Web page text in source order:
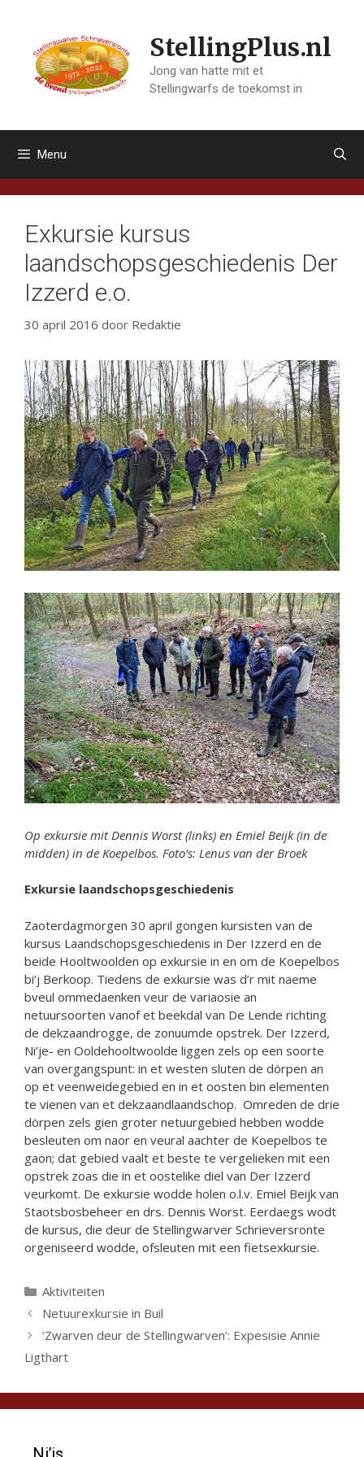
inhoud
StellingPlus.nl
Jong van hatte mit et
Stellingwarfs de toekomst in
Menu
Exkursie kursus
laandschopsgeschiedenis Der
Izzerd e.o.
30 april 2016 door Redaktie
Op exkursie mit Dennis Worst (links) en Emiel Beijk (in de
midden) in de Koepelbos. Foto’s: Lenus van der Broek
Exkursie laandschopsgeschiedenis
Zaoterdagmorgen 30 april gongen kursisten van de
kursus Laandschopsgeschiedenis in Der Izzerd en de
beide Hooltwoolden op exkursie in en om de Koepelbos
bi’j Berkoop. Tiedens de exkursie was d’r mit naeme
bveul ommedaenken veur de variaosie an
netuursoorten vanof et beekdal van De Lende richting
de dekzaandrogge, de zonuumde opstrek. Der Izzerd,
Ni’je- en Ooldehooltwoolde liggen zels op een soorte
van overgangspunt: in et westen sluten de dörpen an
op et veenweidegebied en in et oosten bin elementen
te vienen van et dekzaandlaandschop. Omreden de drie
dörpen zels gien groter netuurgebied hebben wodde
besleuten om naor en veural aachter de Koepelbos te
gaon; dat gebied vaalt et beste te vergelieken mit een
opstrek zoas die in et oostelike diel van Der Izzerd
veurkomt. De exkursie wodde holen o.l.v. Emiel Beijk van
Staotsbosbeheer en drs. Dennis Worst. Eerdaegs wodt
de kursus, die deur de Stellingwarver Schrieversronte
orgeniseerd wodde, ofsleuten mit een fietsexkursie.
Categorieën
Aktiviteiten
Netuurexkursie in Buil
’Zwarven deur de Stellingwarven’: Expesisie Annie
Ligthart